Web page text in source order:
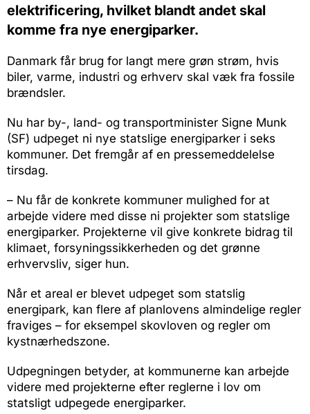
elektrificering, hvilket blandt andet skal
komme fra nye energiparker.
Danmark får brug for langt mere grøn strøm, hvis
biler, varme, industri og erhverv skal væk fra fossile
brændsler.
Nu har by-, land- og transportminister Signe Munk
(SF) udpeget ni nye statslige energiparker i seks
kommuner. Det fremgår af en pressemeddelelse
tirsdag.
– Nu får de konkrete kommuner mulighed for at
arbejde videre med disse ni projekter som statslige
energiparker. Projekterne vil give konkrete bidrag til
klimaet, forsyningssikkerheden og det grønne
erhvervsliv, siger hun.
Når et areal er blevet udpeget som statslig
energipark, kan flere af planlovens almindelige regler
fraviges – for eksempel skovloven og regler om
kystnærhedszone.
Udpegningen betyder, at kommunerne kan arbejde
videre med projekterne efter reglerne i lov om
statsligt udpegede energiparker.